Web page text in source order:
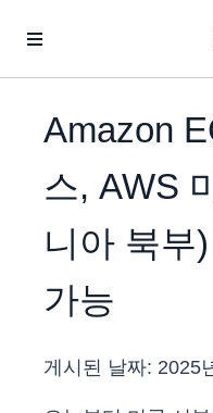
Amazon
스, AWS
니아 북부
가능
게시된 날짜: 2025